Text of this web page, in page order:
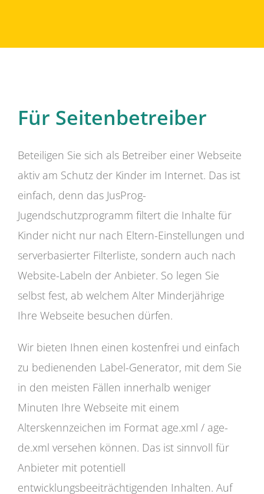
Für Seitenbetreiber
Beteiligen Sie sich als Betreiber einer Webseite
aktiv am Schutz der Kinder im Internet. Das ist
einfach, denn das JusProg-
Jugendschutzprogramm filtert die Inhalte für
Kinder nicht nur nach Eltern-Einstellungen und
serverbasierter Filterliste, sondern auch nach
Website-Labeln der Anbieter. So legen Sie
selbst fest, ab welchem Alter Minderjährige
Ihre Webseite besuchen dürfen.
Wir bieten Ihnen einen kostenfrei und einfach
zu bedienenden Label-Generator, mit dem Sie
in den meisten Fällen innerhalb weniger
Minuten Ihre Webseite mit einem
Alterskennzeichen im Format age.xml / age-
de.xml versehen können. Das ist sinnvoll für
Anbieter mit potentiell
entwicklungsbeeiträchtigenden Inhalten. Auf